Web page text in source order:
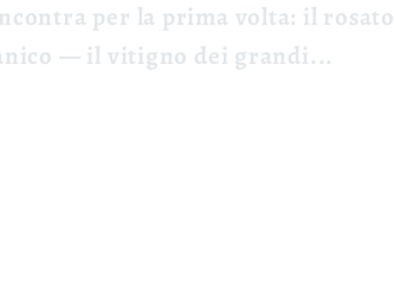
per la prima volta: il rosato
— il vitigno dei grandi...